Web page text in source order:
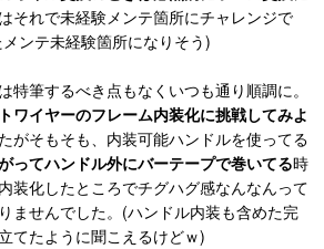
それで未経験メンテ箇所にチャレンジで
ンテ未経験箇所になりそう)
特筆するべき点もなくいつも通り順調に。
ワイヤーのフレーム内装化に挑戦してみよ
がそもそも、内装可能ハンドルを使ってる
ってハンドル外にバーテープで巻いてる時
装化したところでチグハグ感なんなんって
ませんでした。(ハンドル内装も含めた完
てたように聞こえるけどｗ)